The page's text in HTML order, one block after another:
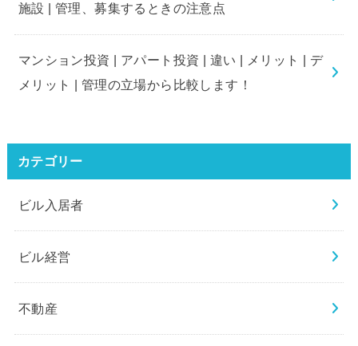
施設 | 管理、募集するときの注意点
マンション投資 | アパート投資 | 違い | メリット | デ
メリット | 管理の立場から比較します！
カテゴリー
ビル入居者
ビル経営
不動産